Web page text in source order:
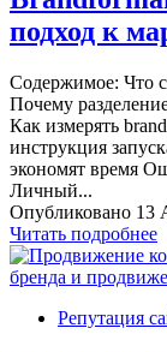
подход к
Содержимое: Что
Почему
Как измерять
инструкция
экономят время
Личный...
Опубликовано 13
Читать подробнее
Репутация